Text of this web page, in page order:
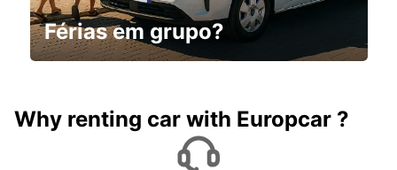
Férias em grupo?
Why renting car with Europcar ?